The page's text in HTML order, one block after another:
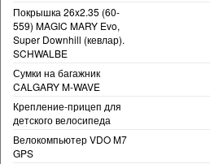
Покрышка 26x2.35 (60-
559) MAGIC MARY Evo,
Super Downhill (кевлар).
SCHWALBE
Сумки на багажник
CALGARY M-WAVE
Крепление-прицеп для
детского велосипеда
Велокомпьютер VDO M7
GPS